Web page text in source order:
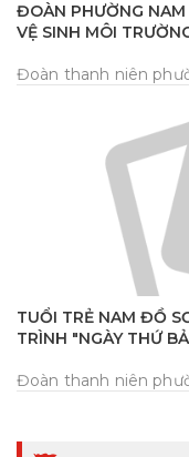
ĐOÀN PHƯỜNG
VỆ SINH MÔI
Đoàn thanh niên
TUỔI TRẺ NAM ĐỒ
TRÌNH "NGÀY THỨ
Đoàn thanh niên